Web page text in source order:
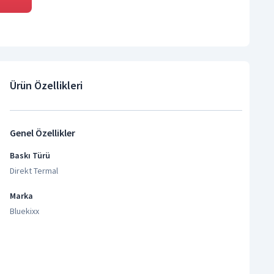
Ürün Özellikleri
Genel Özellikler
Baskı Türü
Direkt Termal
Marka
Bluekixx